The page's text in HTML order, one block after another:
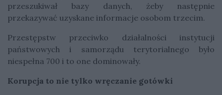
przeszukiwał bazy danych, żeby następnie
przekazywać uzyskane informacje osobom trzecim.
Przestępstw przeciwko działalności instytucji
państwowych i samorządu terytorialnego było
niespełna 700 i to one dominowały.
Korupcja to nie tylko wręczanie gotówki